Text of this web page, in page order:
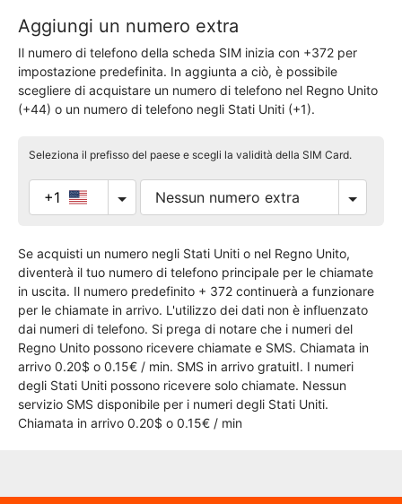
Aggiungi un numero extra
Il numero di telefono della scheda SIM inizia con +372 per
impostazione predefinita. In aggiunta a ciò, è possibile
scegliere di acquistare un numero di telefono nel Regno Unito
(+44) o un numero di telefono negli Stati Uniti (+1).
Seleziona il prefisso del paese e scegli la validità della SIM Card.
+1
Se acquisti un numero negli Stati Uniti o nel Regno Unito,
diventerà il tuo numero di telefono principale per le chiamate
in uscita. Il numero predefinito + 372 continuerà a funzionare
per le chiamate in arrivo. L'utilizzo dei dati non è influenzato
dai numeri di telefono. Si prega di notare che i numeri del
Regno Unito possono ricevere chiamate e SMS. Chiamata in
arrivo 0.20$ o 0.15€ / min. SMS in arrivo gratuitI. I numeri
degli Stati Uniti possono ricevere solo chiamate. Nessun
servizio SMS disponibile per i numeri degli Stati Uniti.
Chiamata in arrivo 0.20$ o 0.15€ / min